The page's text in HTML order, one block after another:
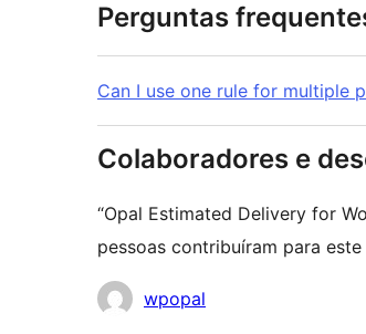
Perguntas
Can I use one rule for multiple
Colaboradores e
“Opal Estimated Delivery for
pessoas contribuíram para este
Colaboradores
wpopal